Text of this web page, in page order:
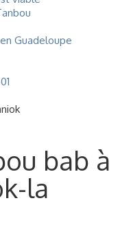
Guadeloupe
bab à
la